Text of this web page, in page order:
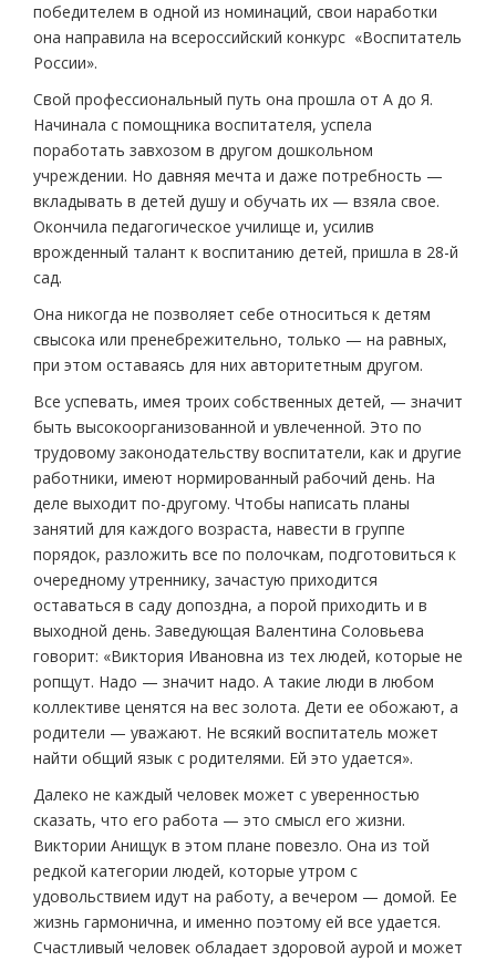
победителем в одной из номинаций, свои наработки
она направила на всероссийский конкурс «Воспитатель
России».
Свой профессиональный путь она прошла от А до Я.
Начинала с помощника воспитателя, успела
поработать завхозом в другом дошкольном
учреждении. Но давняя мечта и даже потребность —
вкладывать в детей душу и обучать их — взяла свое.
Окончила педагогическое училище и, усилив
врожденный талант к воспитанию детей, пришла в 28-й
сад.
Она никогда не позволяет себе относиться к детям
свысока или пренебрежительно, только — на равных,
при этом оставаясь для них авторитетным другом.
Все успевать, имея троих собственных детей, — значит
быть высокоорганизованной и увлеченной. Это по
трудовому законодательству воспитатели, как и другие
работники, имеют нормированный рабочий день. На
деле выходит по-другому. Чтобы написать планы
занятий для каждого возраста, навести в группе
порядок, разложить все по полочкам, подготовиться к
очередному утреннику, зачастую приходится
оставаться в саду допоздна, а порой приходить и в
выходной день. Заведующая Валентина Соловьева
говорит: «Виктория Ивановна из тех людей, которые не
ропщут. Надо — значит надо. А такие люди в любом
коллективе ценятся на вес золота. Дети ее обожают, а
родители — уважают. Не всякий воспитатель может
найти общий язык с родителями. Ей это удается».
Далеко не каждый человек может с уверенностью
сказать, что его работа — это смысл его жизни.
Виктории Анищук в этом плане повезло. Она из той
редкой категории людей, которые утром с
удовольствием идут на работу, а вечером — домой. Ее
жизнь гармонична, и именно поэтому ей все удается.
Счастливый человек обладает здоровой аурой и может